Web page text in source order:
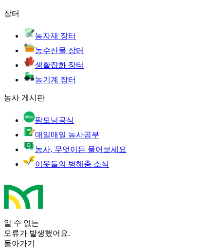
장터
농자재 장터
농수산물 장터
생활잡화 장터
농기계 장터
농사 게시판
팜모닝공식
매일매일 농사공부
농사, 무엇이든 물어보세요
이웃들의 병해충 소식
알 수 없는
오류가 발생했어요.
돌아가기